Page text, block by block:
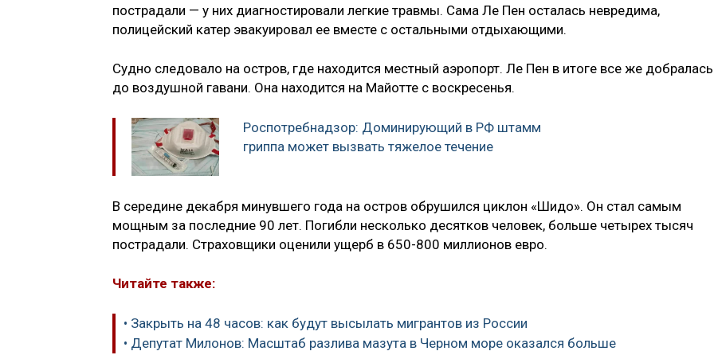
пострадали — у них диагностировали легкие травмы. Сама Ле Пен осталась невредима,
полицейский катер эвакуировал ее вместе с остальными отдыхающими.
Судно следовало на остров, где находится местный аэропорт. Ле Пен в итоге все же добралась
до воздушной гавани. Она находится на Майотте с воскресенья.
Роспотребнадзор: Доминирующий в РФ штамм
гриппа может вызвать тяжелое течение
В середине декабря минувшего года на остров обрушился циклон «Шидо». Он стал самым
мощным за последние 90 лет. Погибли несколько десятков человек, больше четырех тысяч
пострадали. Страховщики оценили ущерб в 650-800 миллионов евро.
Читайте также:
• Закрыть на 48 часов: как будут высылать мигрантов из России
• Депутат Милонов: Масштаб разлива мазута в Черном море оказался больше